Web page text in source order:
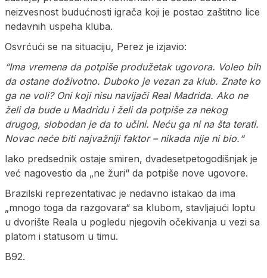
neizvesnost budućnosti igrača koji je postao zaštitno lice
nedavnih uspeha kluba.
Osvrćući se na situaciju, Perez je izjavio:
“Ima vremena da potpiše produžetak ugovora. Voleo bih
da ostane doživotno. Duboko je vezan za klub. Znate ko
ga ne voli? Oni koji nisu navijači Real Madrida. Ako ne
želi da bude u Madridu i želi da potpiše za nekog
drugog, slobodan je da to učini. Neću ga ni na šta terati.
Novac neće biti najvažniji faktor – nikada nije ni bio.“
Iako predsednik ostaje smiren, dvadesetpetogodišnjak je
već nagovestio da „ne žuri“ da potpiše nove ugovore.
Brazilski reprezentativac je nedavno istakao da ima
„mnogo toga da razgovara“ sa klubom, stavljajući loptu
u dvorište Reala u pogledu njegovih očekivanja u vezi sa
platom i statusom u timu.
B92.